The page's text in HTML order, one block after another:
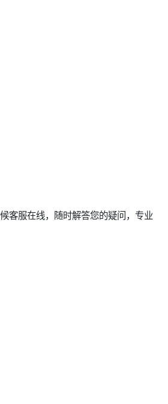
客服在线，随时解答您的疑问，专业